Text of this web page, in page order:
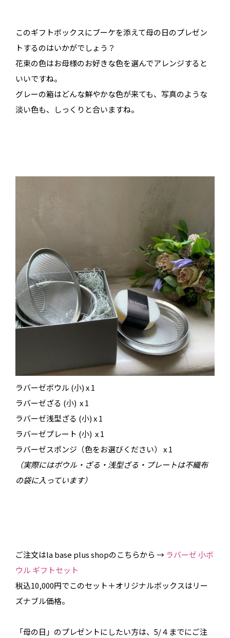
このギフトボックスにブーケを添えて母の日のプレゼン
トするのはいかがでしょう？
花束の色はお母様のお好きな色を選んでアレンジすると
いいですね。
グレーの箱はどんな鮮やかな色が来ても、写真のような
淡い色も、しっくりと合いますね。
ラバーゼボウル (小) x 1
ラバーゼざる (小) x 1
ラバーゼ浅型ざる (小) x 1
ラバーゼプレート (小) x 1
ラバーゼスポンジ（色をお選びください） x 1
（実際にはボウル・ざる・浅型ざる・プレートは不織布
の袋に入っています）
ご注文はla base plus shopのこちらから → ラバーゼ 小ボ
ウル ギフトセット
税込10,000円でこのセット＋オリジナルボックスはリー
ズナブル価格。
「母の日」のプレゼントにしたい方は、5/４までにご注